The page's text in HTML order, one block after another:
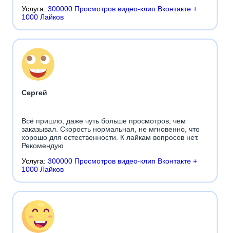
Услуга: 300000 Просмотров видео-клип Вконтакте +
1000 Лайков
Сергей
Всё пришло, даже чуть больше просмотров, чем
заказывал. Скорость нормальная, не мгновенно, что
хорошо для естественности. К лайкам вопросов нет.
Рекомендую
Услуга: 300000 Просмотров видео-клип Вконтакте +
1000 Лайков